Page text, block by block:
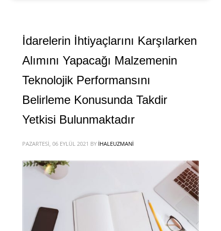
İdarelerin İhtiyaçlarını Karşılarken
Alımını Yapacağı Malzemenin
Teknolojik Performansını
Belirleme Konusunda Takdir
Yetkisi Bulunmaktadır
PAZARTESI, 06 EYLÜL 2021 BY IHALEUZMANI